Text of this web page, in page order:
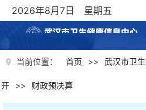
2026年8月7日 星期五
当前位置： 首页 >> 武汉市卫
开 >> 财政预决算